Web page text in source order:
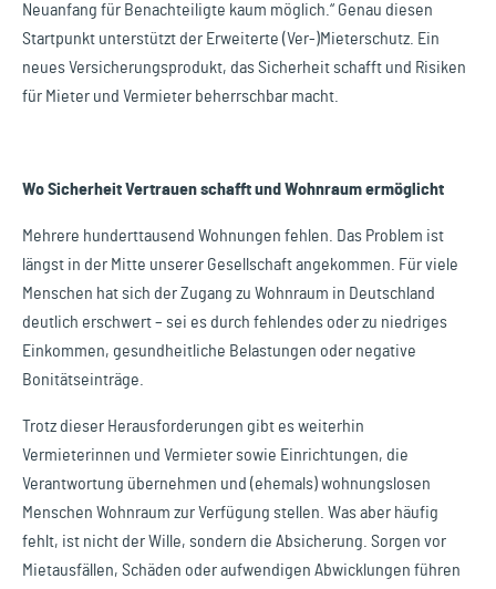
Neuanfang für Benachteiligte kaum möglich.“ Genau diesen
Startpunkt unterstützt der Erweiterte (Ver-)Mieterschutz. Ein
neues Versicherungsprodukt, das Sicherheit schafft und Risiken
für Mieter und Vermieter beherrschbar macht.
Wo Sicherheit Vertrauen schafft und Wohnraum ermöglicht
Mehrere hunderttausend Wohnungen fehlen. Das Problem ist
längst in der Mitte unserer Gesellschaft angekommen. Für viele
Menschen hat sich der Zugang zu Wohnraum in Deutschland
deutlich erschwert – sei es durch fehlendes oder zu niedriges
Einkommen, gesundheitliche Belastungen oder negative
Bonitätseinträge.
Trotz dieser Herausforderungen gibt es weiterhin
Vermieterinnen und Vermieter sowie Einrichtungen, die
Verantwortung übernehmen und (ehemals) wohnungslosen
Menschen Wohnraum zur Verfügung stellen. Was aber häufig
fehlt, ist nicht der Wille, sondern die Absicherung. Sorgen vor
Mietausfällen, Schäden oder aufwendigen Abwicklungen führen